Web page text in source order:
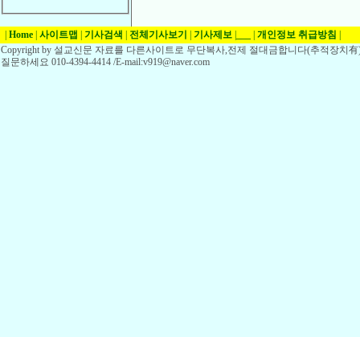
Home 사이트맵 기사검색 전체기사보기 기사제보 개인정보 취급방침
Copyright by 설교신문 자료를 다른사이트로 무단복사,전제 절대금합니다(추적장치
질문하세요 010-4394-4414 /E-mail:v919@naver.com